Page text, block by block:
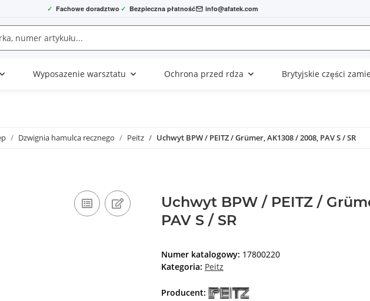
✓ Fachowe doradztwo ✓ Bezpieczna płatność info@afatek.com
Wyposazenie warsztatu Ochrona przed rdza Brytyjskie części
Dzwignia hamulca recznego Peitz Uchwyt BPW / PEITZ / Grümer, AK1308 / 2008, PAV S / SR
Uchwyt BPW / PEITZ /
PAV S / SR
Numer katalogowy: 17800220
Kategoria: Peitz
Producent: